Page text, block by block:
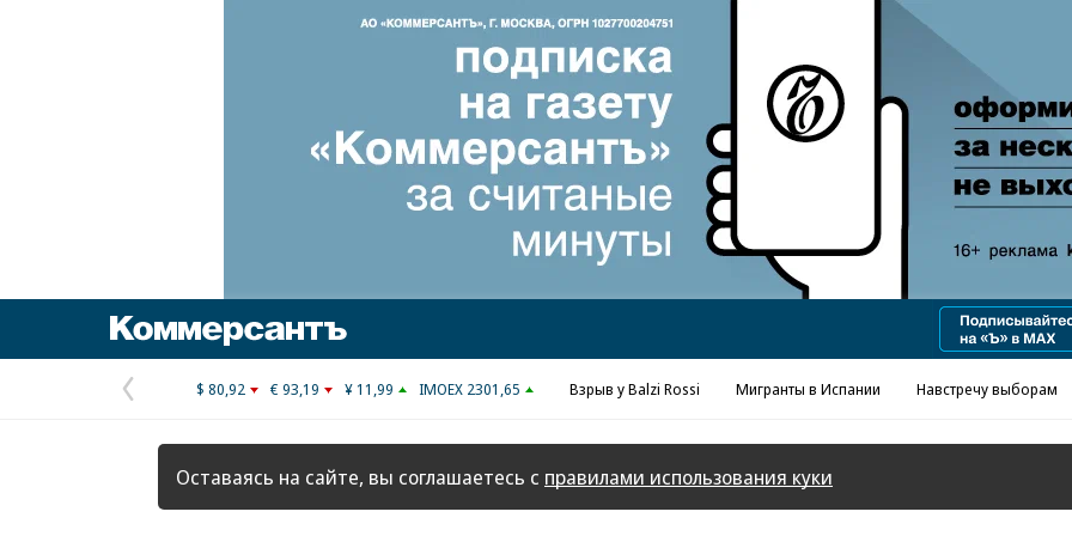
Реклама в «Ъ» www.kommersant.ru/ad
Предыдущая
страница
$ 80,92 € 93,19 ¥ 11,99 IMOEX 2301,65 Взрыв у Balzi Rossi Мигранты в Испании Навстречу выборам
Оставаясь на сайте, вы соглашаетесь с правилами использования куки